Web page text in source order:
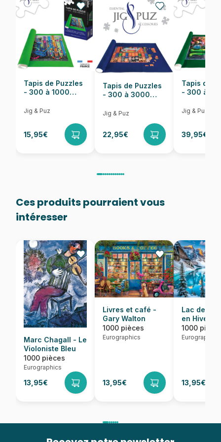
Nombre de pièces 1000 pièces
Dimensions 68 x 48 cm
Tapis de Puzzles
- 300 à 1000
Jig & Puz
15,95€
Tapis de Puzzles
- 300 à 3000
Jig & Puz
22,95€
Tapis de
- 300 à
Jig & Puz
39,95€
Ces produits pourraient vous
intéresser
Marc Chagall - Le
Violoniste Bleu
1000 pièces
Eurographics
13,95€
Livres et café -
Gary Walton
1000 pièces
Eurographics
13,95€
Lac de
en Hiver
1000
Eurographics
13,95€